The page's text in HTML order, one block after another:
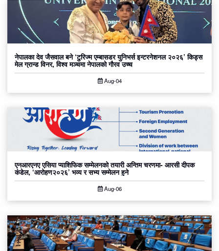
नेपालका देव जैसवाल बने ‘टुरिज्म एम्बासडर युनिभर्स इन्टरनेशनल २०२६’ किड्स
मेल ग्रान्ड विनर, विश्व मञ्चमा नेपालको गौरव उच्च
Aug-04
एनआरएनए एसिया प्याशिफिक सम्मेलनको तयारी अन्तिम चरणमा- आरसी दीपक
कंडेल, ‘आरोहण२०२६’ भव्य र सभ्य सम्मेलन हुने
Aug-06